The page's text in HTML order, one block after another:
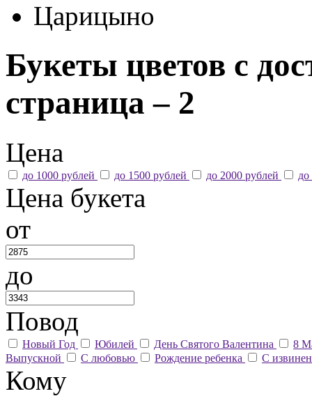
Царицыно
Букеты цветов с
страница – 2
Цена
до 1000 рублей до 1500 рублей до 2000 рублей
Цена букета
от
до
Повод
Новый Год Юбилей День Святого Валентина
8
Выпускной
С любовью Рождение ребенка С
Кому